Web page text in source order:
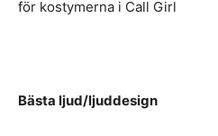
för kostymerna i Call Girl
Bästa ljud/ljuddesign